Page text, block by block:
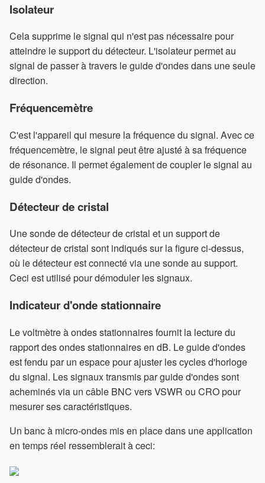
Isolateur
Cela supprime le signal qui n'est pas nécessaire pour
atteindre le support du détecteur. L'isolateur permet au
signal de passer à travers le guide d'ondes dans une seule
direction.
Fréquencemètre
C'est l'appareil qui mesure la fréquence du signal. Avec ce
fréquencemètre, le signal peut être ajusté à sa fréquence
de résonance. Il permet également de coupler le signal au
guide d'ondes.
Détecteur de cristal
Une sonde de détecteur de cristal et un support de
détecteur de cristal sont indiqués sur la figure ci-dessus,
où le détecteur est connecté via une sonde au support.
Ceci est utilisé pour démoduler les signaux.
Indicateur d'onde stationnaire
Le voltmètre à ondes stationnaires fournit la lecture du
rapport des ondes stationnaires en dB. Le guide d'ondes
est fendu par un espace pour ajuster les cycles d'horloge
du signal. Les signaux transmis par guide d'ondes sont
acheminés via un câble BNC vers VSWR ou CRO pour
mesurer ses caractéristiques.
Un banc à micro-ondes mis en place dans une application
en temps réel ressemblerait à ceci: